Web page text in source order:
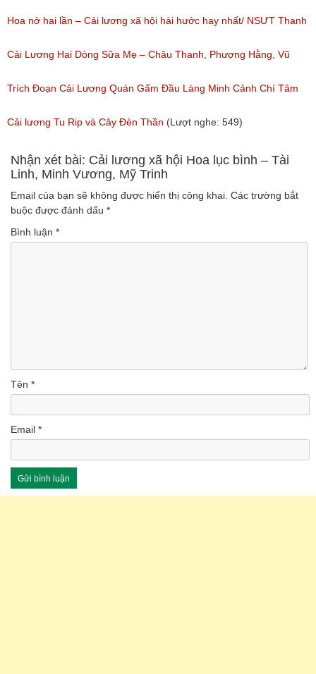
nghe: 383)
Hoa nở hai lần – Cải lương xã hội hài hước hay nhất/ NSƯT Thanh
Ngân, NSƯT Vũ Linh
(Lượt nghe: 191)
Cải Lương Hai Dòng Sữa Mẹ – Châu Thanh, Phượng Hằng, Vũ
Minh Vương, Linh Vương, Phương Hồng Thủy
(Lượt nghe: 609)
Trích Đoạn Cải Lương Quán Gấm Đầu Làng Minh Cảnh Chí Tâm
(Lượt nghe: 285)
Cải lương Tu Rip và Cây Đèn Thần (Lượt nghe: 549)
Nhận xét bài: Cải lương xã hội Hoa lục bình – Tài
Linh, Minh Vương, Mỹ Trinh
Email của bạn sẽ không được hiển thị công khai. Các trường bắt
buộc được đánh dấu *
Bình luận *
Tên *
Email *